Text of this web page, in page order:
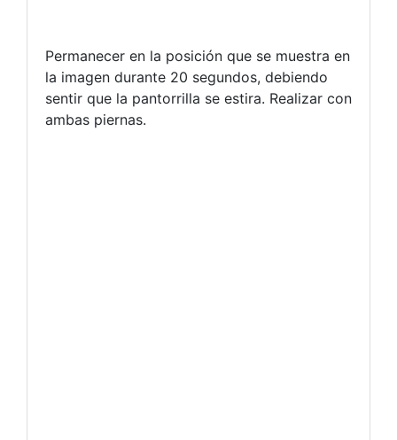
Permanecer en la posición que se muestra en
la imagen durante 20 segundos, debiendo
sentir que la pantorrilla se estira. Realizar con
ambas piernas.